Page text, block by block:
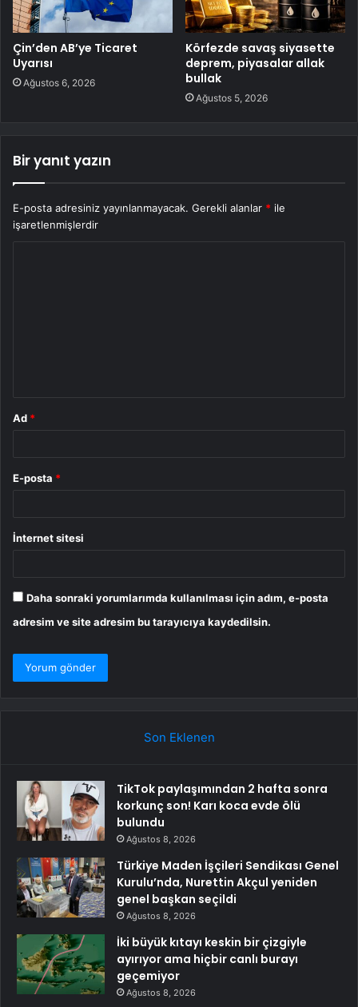
Çin’den AB’ye Ticaret
Uyarısı
Ağustos 6, 2026
Körfezde savaş siyasette
deprem, piyasalar allak
bullak
Ağustos 5, 2026
Bir yanıt yazın
E-posta adresiniz yayınlanmayacak. Gerekli alanlar * ile
işaretlenmişlerdir
Ad *
E-posta *
İnternet sitesi
Daha sonraki yorumlarımda kullanılması için adım, e-posta
adresim ve site adresim bu tarayıcıya kaydedilsin.
Son Eklenen
TikTok paylaşımından 2 hafta sonra
korkunç son! Karı koca evde ölü
bulundu
Ağustos 8, 2026
Türkiye Maden İşçileri Sendikası Genel
Kurulu’nda, Nurettin Akçul yeniden
genel başkan seçildi
Ağustos 8, 2026
İki büyük kıtayı keskin bir çizgiyle
ayırıyor ama hiçbir canlı burayı
geçemiyor
Ağustos 8, 2026